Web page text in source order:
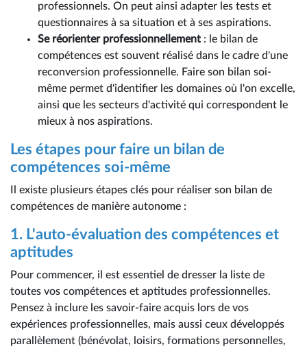
professionnels. On peut ainsi adapter les tests et
questionnaires à sa situation et à ses aspirations.
Se réorienter professionnellement: le bilan de
compétences est souvent réalisé dans le cadre d'une
reconversion professionnelle. Faire son bilan soi-
même permet d'identifier les domaines où l'on excelle,
ainsi que les secteurs d'activité qui correspondent le
mieux à nos aspirations.
Les étapes pour faire un bilan de
compétences soi-même
Il existe plusieurs étapes clés pour réaliser son bilan de
compétences de manière autonome :
1. L'auto-évaluation des compétences et
aptitudes
Pour commencer, il est essentiel de dresser la liste de
toutes vos compétences et aptitudes professionnelles.
Pensez à inclure les savoir-faire acquis lors de vos
expériences professionnelles, mais aussi ceux développés
parallèlement (bénévolat, loisirs, formations personnelles,